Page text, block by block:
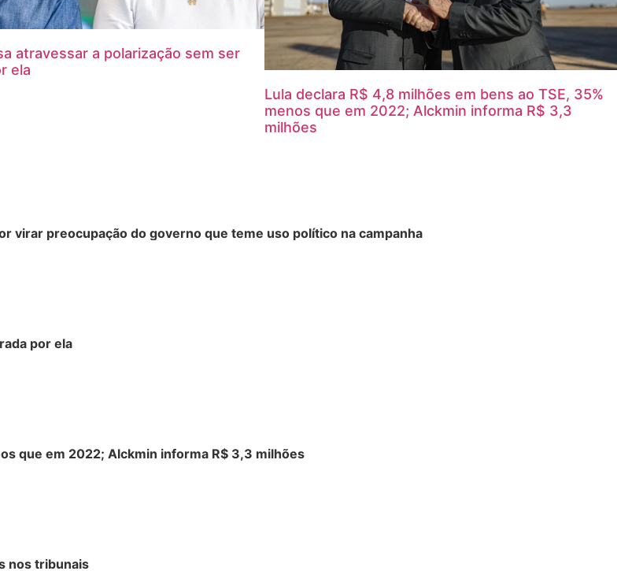
atravessar a polarização sem ser
ela
Lula declara R$ 4,8 milhões em bens ao TSE, 35%
menos que em 2022; Alckmin informa R$ 3,3
milhões
virar preocupação do governo que teme uso político na campanha
por ela
que em 2022; Alckmin informa R$ 3,3 milhões
nos tribunais